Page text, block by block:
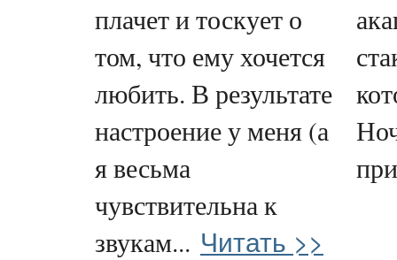
плачет и тоскует о
том, что ему хочется
любить. В результате
настроение у меня (а
я весьма
чувствительна к
звукам... Читать >>